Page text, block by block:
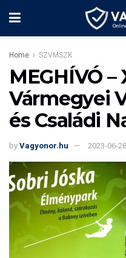
Home SZVMSZK
MEGHÍVÓ
Vármegyei
és Családi
by Vagyonor.hu 2023-06-